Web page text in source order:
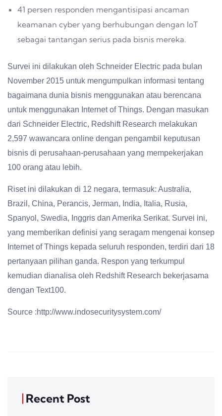
41 persen responden mengantisipasi ancaman
keamanan cyber yang berhubungan dengan IoT
sebagai tantangan serius pada bisnis mereka.
Survei ini dilakukan oleh Schneider Electric pada bulan
November 2015 untuk mengumpulkan informasi tentang
bagaimana dunia bisnis menggunakan atau berencana
untuk menggunakan Internet of Things. Dengan masukan
dari Schneider Electric, Redshift Research melakukan
2,597 wawancara online dengan pengambil keputusan
bisnis di perusahaan-perusahaan yang mempekerjakan
100 orang atau lebih.
Riset ini dilakukan di 12 negara, termasuk: Australia,
Brazil, China, Perancis, Jerman, India, Italia, Rusia,
Spanyol, Swedia, Inggris dan Amerika Serikat. Survei ini,
yang memberikan definisi yang seragam mengenai konsep
Internet of Things kepada seluruh responden, terdiri dari 18
pertanyaan pilihan ganda. Respon yang terkumpul
kemudian dianalisa oleh Redshift Research bekerjasama
dengan Text100.
Source :http://www.indosecuritysystem.com/
Recent Post